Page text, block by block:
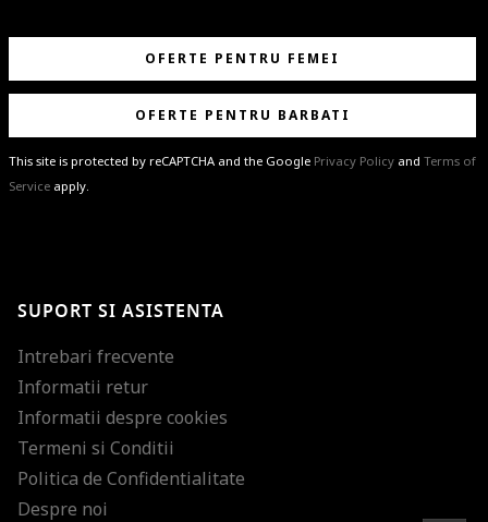
OFERTE PENTRU FEMEI
OFERTE PENTRU BARBATI
This site is protected by reCAPTCHA and the Google Privacy Policy and Terms of
Service apply.
ultimele tendinte in moda!
SUPORT SI ASISTENTA
Intrebari frecvente
Informatii retur
Informatii despre cookies
Termeni si Conditii
Politica de Confidentialitate
Despre noi